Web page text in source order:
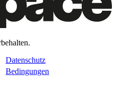
Datenschutz
Bedingungen